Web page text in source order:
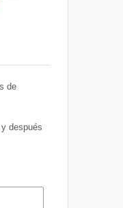
de
después